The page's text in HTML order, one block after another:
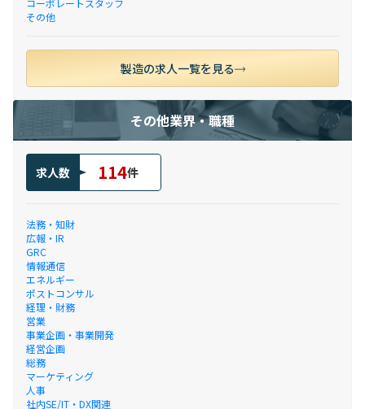
コーポレートスタッフ
その他
製造の求人一覧を見る
その他業界・職種
求人数 114件
法務・知財
広報・IR
GRC
情報通信
エネルギー
ポストコンサル
経理・財務
営業
事業企画・事業開発
経営企画
総務
マーケティング
人事
社内SE/IT・DX関連